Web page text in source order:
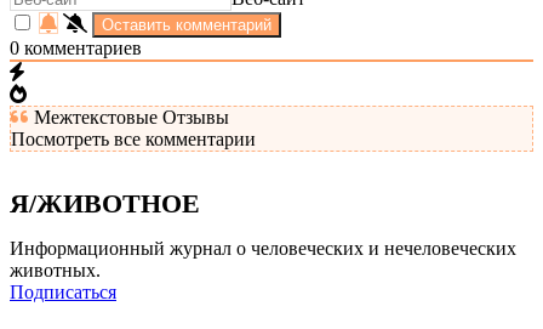
0 комментариев
Межтекстовые Отзывы
Посмотреть все комментарии
Я/ЖИВОТНОЕ
Информационный журнал о человеческих и нечеловеческих
животных.
Подписаться